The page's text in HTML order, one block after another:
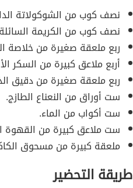
نصف كوب من الشوكولاتة
نصف كوب من الكريمة
ربع ملعقة صغيرة من خلاصة
أربع ملاعق كبيرة من السكر
ربع ملعقة صغيرة من دقيق
ست أوراق من النعناع الطازج.
ست أكواب من الماء.
ست ملاعق كبيرة من القهوة
ملعقة كبيرة من مسحوق
طريقة التحضير